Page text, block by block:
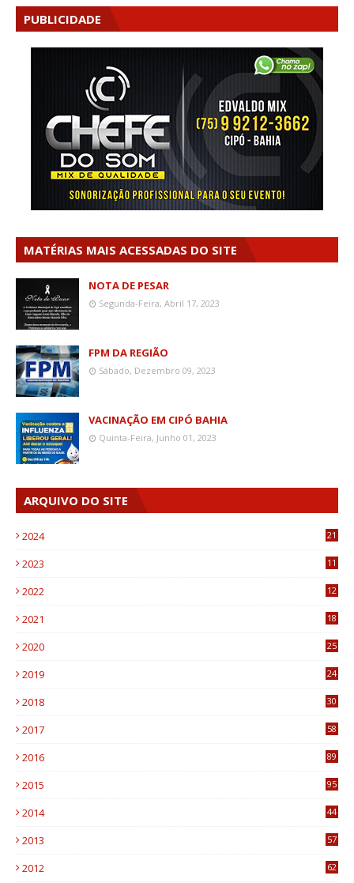
PUBLICIDADE
MATÉRIAS MAIS ACESSADAS DO SITE
NOTA DE PESAR
Segunda-Feira, Abril 17, 2023
FPM DA REGIÃO
Sábado, Dezembro 09, 2023
VACINAÇÃO EM CIPÓ BAHIA
Quinta-Feira, Junho 01, 2023
ARQUIVO DO SITE
2024 21
2023
11
2022
12
2021
18
2020
25
2019
24
2018
30
2017
58
2016
89
2015
95
2014
44
2013
57
2012
62